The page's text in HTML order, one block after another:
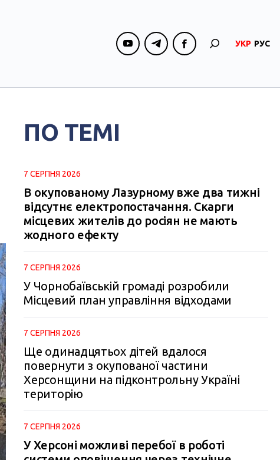
УКР РУС
ПО ТЕМІ
7 СЕРПНЯ 2026
В окупованому Лазурному вже два тижні
відсутнє електропостачання. Скарги
місцевих жителів до росіян не мають
жодного ефекту
7 СЕРПНЯ 2026
У Чорнобаївській громаді розробили
Місцевий план управління відходами
7 СЕРПНЯ 2026
Ще одинадцятьох дітей вдалося
повернути з окупованої частини
Херсонщини на підконтрольну Україні
територію
7 СЕРПНЯ 2026
У Херсоні можливі перебої в роботі